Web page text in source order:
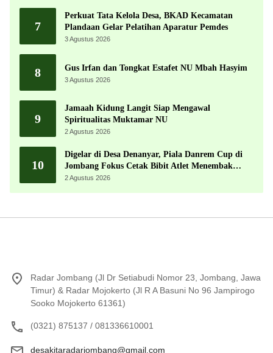
7
Perkuat Tata Kelola Desa, BKAD Kecamatan
Plandaan Gelar Pelatihan Aparatur Pemdes
3 Agustus 2026
8 Gus Irfan dan Tongkat Estafet NU Mbah Hasyim
3 Agustus 2026
9
Jamaah Kidung Langit Siap Mengawal
Spiritualitas Muktamar NU
2 Agustus 2026
10
Digelar di Desa Denanyar, Piala Danrem Cup di
Jombang Fokus Cetak Bibit Atlet Menembak
Berprestasi
2 Agustus 2026
Radar Jombang (Jl Dr Setiabudi Nomor 23, Jombang, Jawa
Timur) & Radar Mojokerto (Jl R A Basuni No 96 Jampirogo
Sooko Mojokerto 61361)
(0321) 875137 / 081336610001
desakitaradarjombang@gmail.com